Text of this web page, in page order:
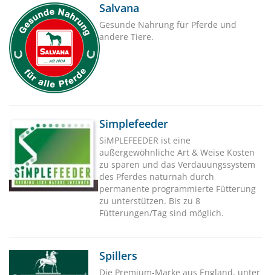
Salvana
Gesunde Nahrung für Pferde und
andere Tiere.
Simplefeeder
SiMPLEFEEDER ist eine
außergewöhnliche Art & Weise Kosten
zu sparen und das Verdauungssystem
des Pferdes naturnah durch
permanente programmierte Fütterung
zu unterstützen. Bis zu 8
Fütterungen/Tag sind möglich.
Spillers
Die Premium-Marke aus England, unter